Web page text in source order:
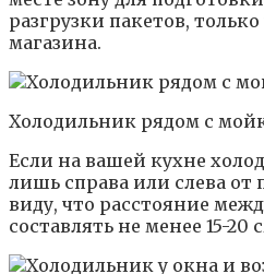
разгрузки пакетов,
магазина.
Холодильник рядом с
Если на вашей кухне
лишь справа или слева от
виду, что расстояние
составлять не менее 15-20